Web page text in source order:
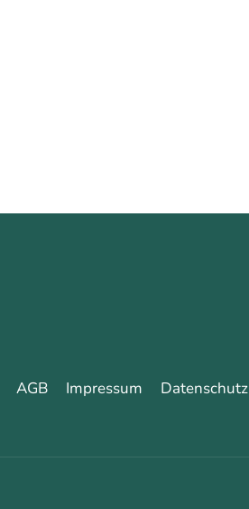
AGB Impressum Datenschutz